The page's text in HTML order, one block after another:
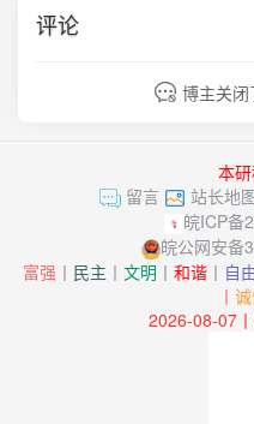
评论
博主关
本
留言
站长地
皖ICP备
皖公网安备
富强 丨 民主 丨 文明 丨 和谐 丨 自
丨
2026-08-07